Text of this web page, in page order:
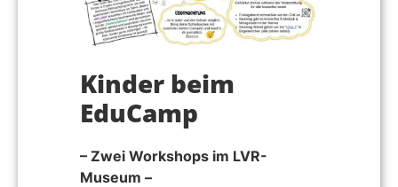
Kinder beim
EduCamp
– Zwei Workshops im LVR-
Museum –